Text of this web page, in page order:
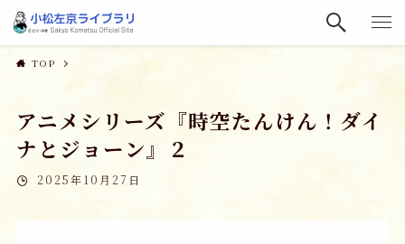
TOP
アニメシリーズ『時空たんけん！ダイ
ナとジョーン』２
2025年10月27日